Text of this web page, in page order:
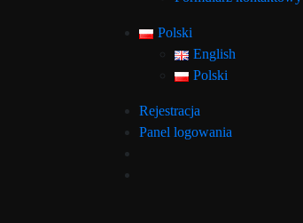
Polski
English
Polski
Rejestracja
Panel logowania